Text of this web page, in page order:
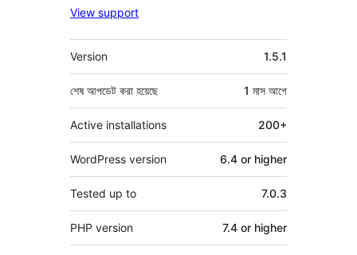
View support
মেটা
Version 1.5.1
শেষ আপডেট করা হয়েছে 1 মাস আগে
Active installations 200+
WordPress version 6.4 or higher
Tested up to 7.0.3
PHP version 7.4 or higher